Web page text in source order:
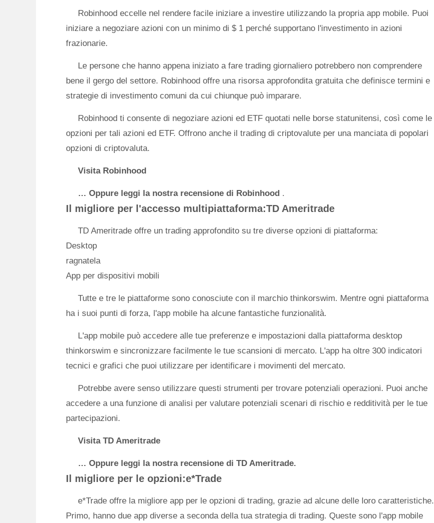
Robinhood eccelle nel rendere facile iniziare a investire utilizzando la propria app mobile. Puoi
iniziare a negoziare azioni con un minimo di $ 1 perché supportano l'investimento in azioni
frazionarie.
Le persone che hanno appena iniziato a fare trading giornaliero potrebbero non comprendere
bene il gergo del settore. Robinhood offre una risorsa approfondita gratuita che definisce termini e
strategie di investimento comuni da cui chiunque può imparare.
Robinhood ti consente di negoziare azioni ed ETF quotati nelle borse statunitensi, così come le
opzioni per tali azioni ed ETF. Offrono anche il trading di criptovalute per una manciata di popolari
opzioni di criptovaluta.
Visita Robinhood
… Oppure leggi la nostra recensione di Robinhood .
Il migliore per l'accesso multipiattaforma:TD Ameritrade
TD Ameritrade offre un trading approfondito su tre diverse opzioni di piattaforma:
Desktop
ragnatela
App per dispositivi mobili
Tutte e tre le piattaforme sono conosciute con il marchio thinkorswim. Mentre ogni piattaforma
ha i suoi punti di forza, l'app mobile ha alcune fantastiche funzionalità.
L'app mobile può accedere alle tue preferenze e impostazioni dalla piattaforma desktop
thinkorswim e sincronizzare facilmente le tue scansioni di mercato. L'app ha oltre 300 indicatori
tecnici e grafici che puoi utilizzare per identificare i movimenti del mercato.
Potrebbe avere senso utilizzare questi strumenti per trovare potenziali operazioni. Puoi anche
accedere a una funzione di analisi per valutare potenziali scenari di rischio e redditività per le tue
partecipazioni.
Visita TD Ameritrade
… Oppure leggi la nostra recensione di TD Ameritrade.
Il migliore per le opzioni:e*Trade
e*Trade offre la migliore app per le opzioni di trading, grazie ad alcune delle loro caratteristiche.
Primo, hanno due app diverse a seconda della tua strategia di trading. Queste sono l'app mobile